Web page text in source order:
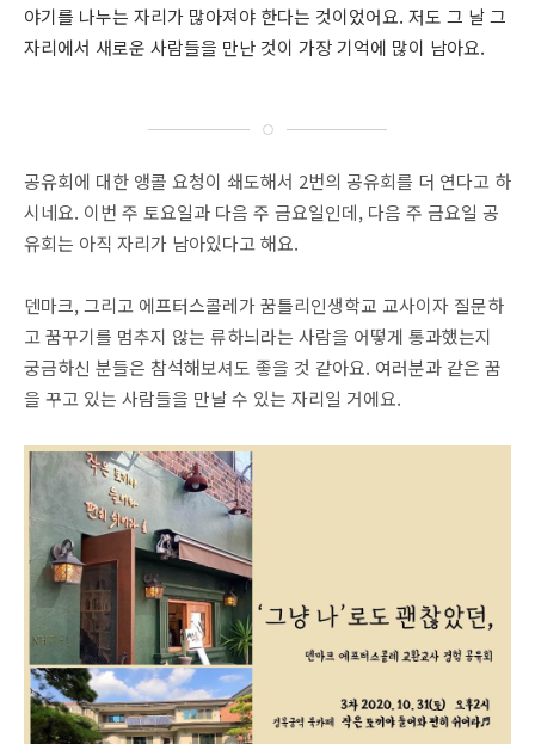
야기를 나누는 자리가 많아져야 한다는 것이었어요. 저도 그 날 그
자리에서 새로운 사람들을 만난 것이 가장 기억에 많이 남아요.
공유회에 대한 앵콜 요청이 쇄도해서 2번의 공유회를 더 연다고 하
시네요. 이번 주 토요일과 다음 주 금요일인데, 다음 주 금요일 공
유회는 아직 자리가 남아있다고 해요.
덴마크, 그리고 에프터스콜레가 꿈틀리인생학교 교사이자 질문하
고 꿈꾸기를 멈추지 않는 류하늬라는 사람을 어떻게 통과했는지
궁금하신 분들은 참석해보셔도 좋을 것 같아요. 여러분과 같은 꿈
을 꾸고 있는 사람들을 만날 수 있는 자리일 거에요.